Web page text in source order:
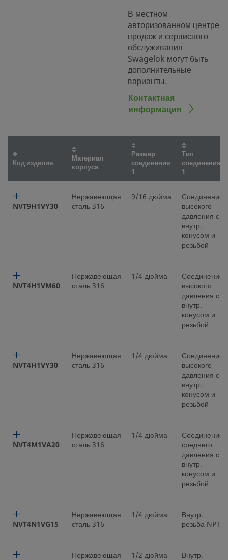
В местном
авторизованном центре
продаж и сервисного
обслуживания
Swagelok могут быть
дополнительные
варианты.
Контактная
информация
Код изделия
Материал
корпуса
Размер
соединения
1
Тип
соединения
1
NVT9H1VY30
Нержавеющая
сталь 316
9/16 дюйма
Соединение
высокого
давления с
внутр.
конусом и
резьбой
NVT4H1VM60
Нержавеющая
сталь 316
1/4 дюйма
Соединение
высокого
давления с
внутр.
конусом и
резьбой
NVT4H1VY30
Нержавеющая
сталь 316
1/4 дюйма
Соединение
высокого
давления с
внутр.
конусом и
резьбой
NVT4M1VA20
Нержавеющая
сталь 316
1/4 дюйма
Соединение
среднего
давления с
внутр.
конусом и
резьбой
NVT4N1VG15
Нержавеющая
сталь 316
1/4 дюйма
Внутр.
резьба NPT
Нержавеющая 1/2 дюйма Внутр.